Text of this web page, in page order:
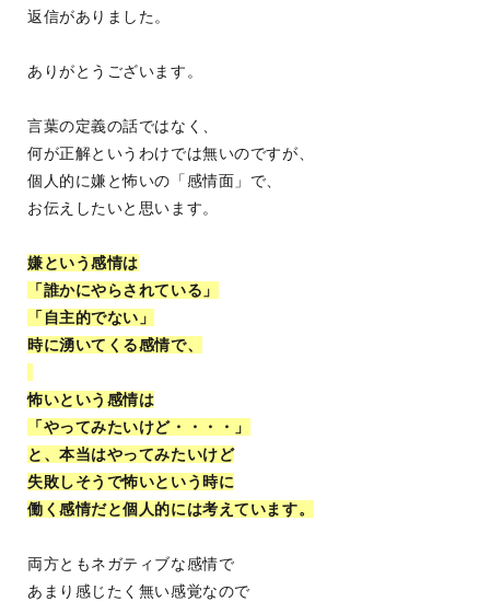
返信がありました。
ありがとうございます。
言葉の定義の話ではなく、
何が正解というわけでは無いのですが、
個人的に嫌と怖いの「感情面」で、
お伝えしたいと思います。
嫌という感情は
「誰かにやらされている」
「自主的でない」
時に湧いてくる感情で、
怖いという感情は
「やってみたいけど・・・・」
と、本当はやってみたいけど
失敗しそうで怖いという時に
働く感情だと個人的には考えています。
両方ともネガティブな感情で
あまり感じたく無い感覚なので